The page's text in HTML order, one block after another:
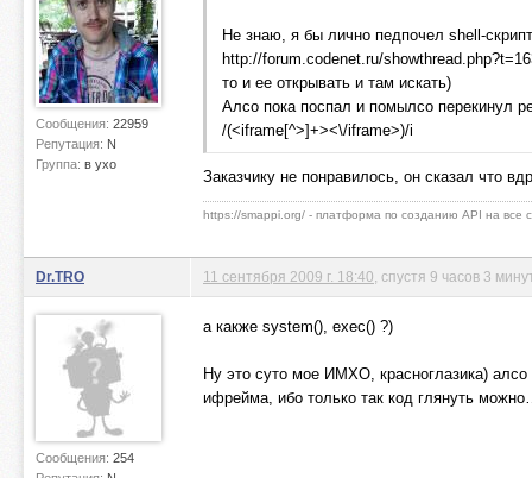
Сообщения: 22959
Репутация: N
Группа: в ухо
Не знаю, я бы лично педпочел shell-
http://forum.codenet.ru/
то и ее открывать и там искать)
Алсо пока поспал и помылсо перекинул
/(<iframe[^>]+><\/iframe>)/i
Заказчику не понравилось, он сказал что
https://smappi.org/ - платформа по созданию API на все
Dr.TRO
Сообщения: 254
11 сентября 2009 г. 18:40 , спустя 9 часов 3
а какже system(), exec() ?)
Ну это суто мое ИМХО, красноглазика)
ифрейма, ибо только так код глянуть